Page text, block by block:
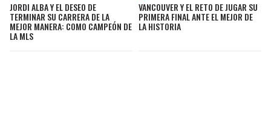
JORDI ALBA Y EL DESEO DE
TERMINAR SU CARRERA DE LA
MEJOR MANERA: COMO CAMPEÓN DE
LA MLS
VANCOUVER Y EL RETO DE JUGAR SU
PRIMERA FINAL ANTE EL MEJOR DE
LA HISTORIA